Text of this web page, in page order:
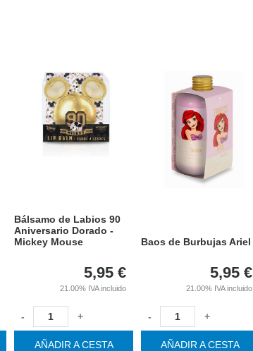
Bálsamo de Labios 90
Aniversario Dorado -
Mickey Mouse
5,95 €
21.00% IVA incluido
- +
AÑADIR A CESTA
Baos de Burbujas Ariel
5,95 €
21.00% IVA incluido
- +
AÑADIR A CESTA